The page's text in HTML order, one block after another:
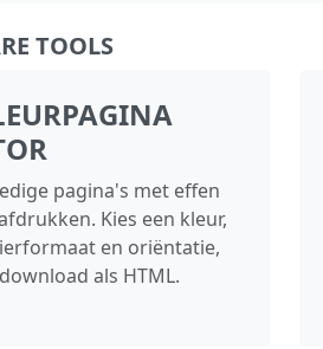
TOOLS
pagina's met effen
Kies een kleur,
en oriëntatie,
als HTML.